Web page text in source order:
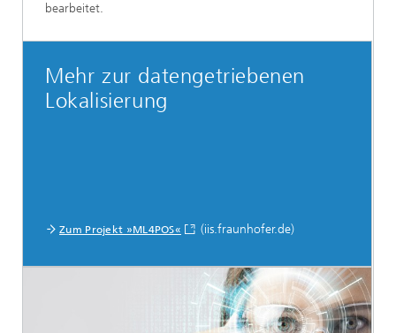
bearbeitet.
Mehr zur datengetriebenen
Lokalisierung
Zum Projekt »ML4POS« (iis.fraunhofer.de)